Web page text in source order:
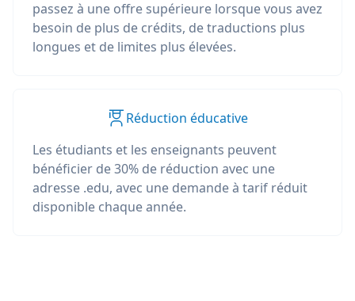
passez à une offre supérieure lorsque vous avez
besoin de plus de crédits, de traductions plus
longues et de limites plus élevées.
Réduction éducative
Les étudiants et les enseignants peuvent
bénéficier de 30% de réduction avec une
adresse .edu, avec une demande à tarif réduit
disponible chaque année.